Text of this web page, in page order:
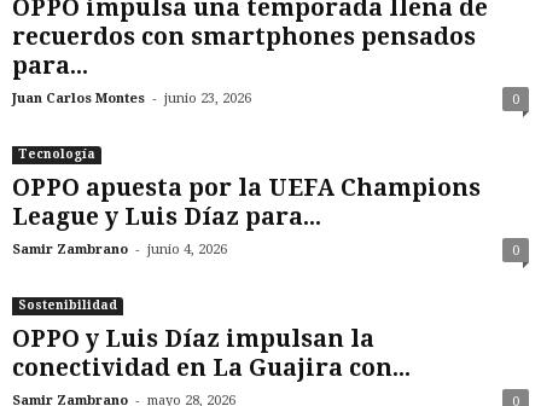
OPPO impulsa una temporada llena de
recuerdos con smartphones pensados
para...
Juan Carlos Montes - junio 23, 2026 0
Tecnología
OPPO apuesta por la UEFA Champions
League y Luis Díaz para...
Samir Zambrano - junio 4, 2026 0
Sostenibilidad
OPPO y Luis Díaz impulsan la
conectividad en La Guajira con...
Samir Zambrano - mayo 28, 2026 0